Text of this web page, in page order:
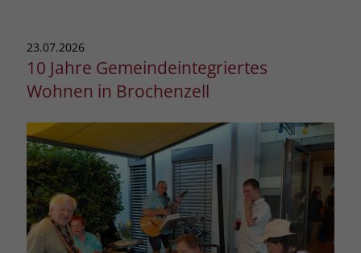
23.07.2026
10 Jahre Gemeindeintegriertes
Wohnen in Brochenzell